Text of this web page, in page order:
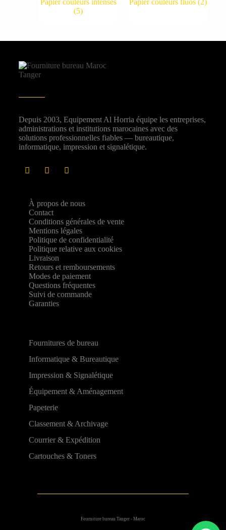
(5)
Depuis 2003, Equipement Al Horria équipe les entreprises,
administrations et institutions marocaines avec des
solutions professionnelles fiables — bureautique,
informatique, impression et signalétique.
À propos de nous
Contact
Conditions générales de vente
Mentions légales
Politique de confidentialité
Politique relative aux cookies
Livraison
Retours et remboursements
Modes de paiement
Questions fréquentes
Suivi de commande
Garanties
Fournitures de bureau
Informatique & Bureautique
Impression & Signalétique
Équipement & Aménagement
Papeterie
Classement & Archivage
Courrier & Expédition
Cartouches & Toners
Fourniture bureau Tanger - Maroc